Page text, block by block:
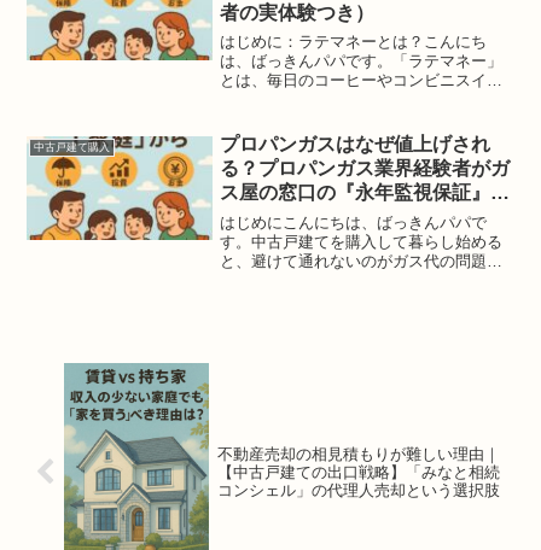
者の実体験つき）
はじめに：ラテマネーとは？こんにち
は、ばっきんパパです。「ラテマネー」
とは、毎日のコーヒーやコンビニスイー
けば1年間で数万円規模になるため、家計
管理の世界ではよく...
中古戸建て購入
プロパンガスはなぜ値上げされ
る？プロパンガス業界経験者がガ
ス屋の窓口の『永年監視保証』を
語る
はじめにこんにちは、ばっきんパパで
す。中古戸建てを購入して暮らし始める
と、避けて通れないのがガス代の問題。
不動産売却の相見積もりが難しい理由｜
【中古戸建ての出口戦略】「みなと相続
コンシェル」の代理人売却という選択肢